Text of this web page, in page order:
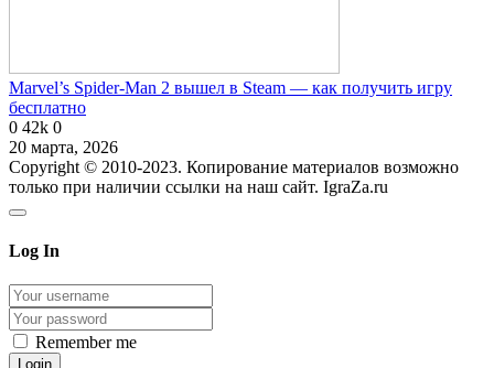
Marvel’s Spider-Man 2 вышел в Steam — как получить игру
бесплатно
0 42k 0
20 марта, 2026
Copyright © 2010-2023. Копирование материалов возможно
только при наличии ссылки на наш сайт. IgraZa.ru
Log In
Remember me